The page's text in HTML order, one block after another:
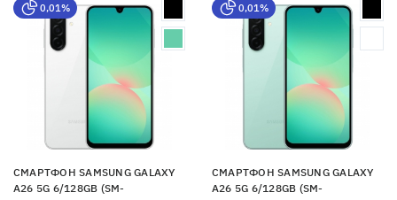
0,01%
СМАРТФОН SAMSUNG GALAXY
A26 5G 6/128GB (SM-
0,01%
СМАРТФОН SAMSUNG GALAXY
A26 5G 6/128GB (SM-